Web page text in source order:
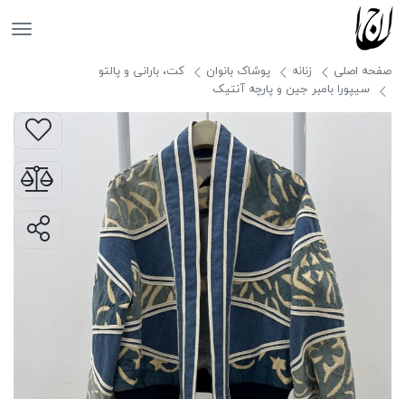
صفحه اصلی زنانه پوشاک بانوان
کت، بارانی و پالتو
سیپورا بامبر جین و پارچه آنتیک